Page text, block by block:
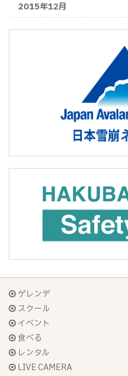
2015年12月
ゲレンデ
スクール
イベント
食べる
レンタル
LIVE CAMERA